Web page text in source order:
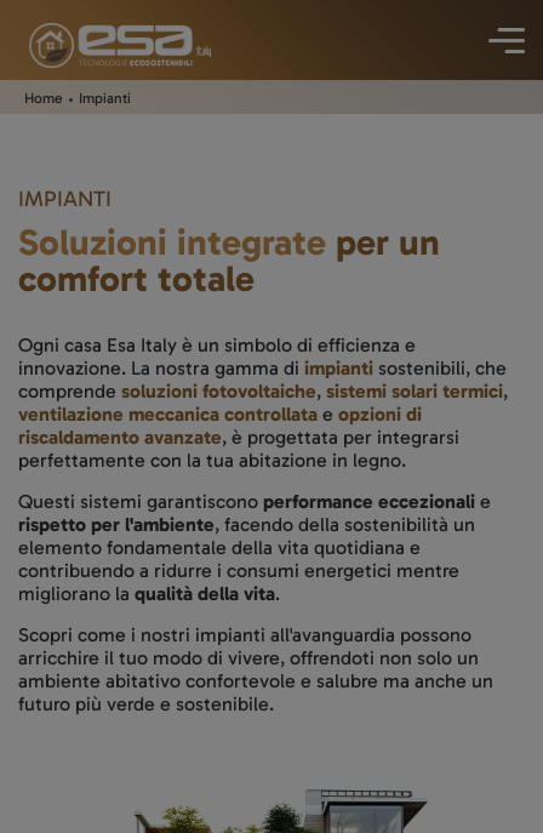
Home Impianti
IMPIANTI
Soluzioni integrate per un
comfort totale
Ogni casa Esa Italy è un simbolo di efficienza e
innovazione. La nostra gamma di impianti sostenibili, che
comprende soluzioni fotovoltaiche, sistemi solari termici,
ventilazione meccanica controllata e opzioni di
riscaldamento avanzate, è progettata per integrarsi
perfettamente con la tua abitazione in legno.
Questi sistemi garantiscono performance eccezionali e
rispetto per l'ambiente, facendo della sostenibilità un
elemento fondamentale della vita quotidiana e
contribuendo a ridurre i consumi energetici mentre
migliorano la qualità della vita.
Scopri come i nostri impianti all'avanguardia possono
arricchire il tuo modo di vivere, offrendoti non solo un
ambiente abitativo confortevole e salubre ma anche un
futuro più verde e sostenibile.